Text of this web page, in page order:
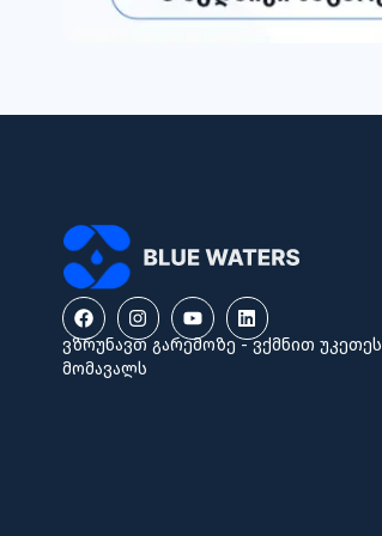
ვზრუნავთ გარემოზე - ვქმნით უკეთეს
მომავალს